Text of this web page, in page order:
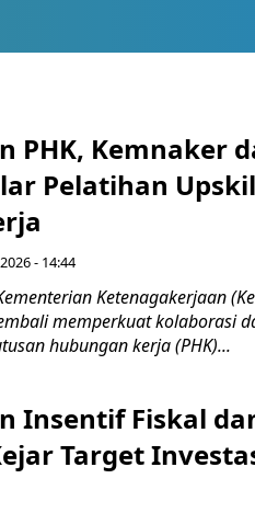
PHK, Kemnaker
Pelatihan
- 14:44
Kementerian Ketenagakerjaan
memperkuat kolaborasi
hubungan kerja (PHK)...
Insentif Fiskal
Target